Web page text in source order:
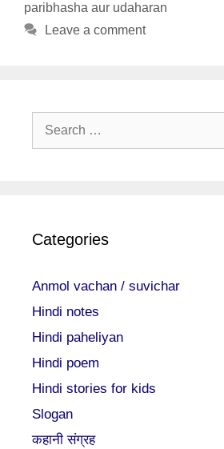
paribhasha aur udaharan
Leave a comment
Search
Categories
Anmol vachan / suvichar
Hindi notes
Hindi paheliyan
Hindi poem
Hindi stories for kids
Slogan
कहानी संग्रह